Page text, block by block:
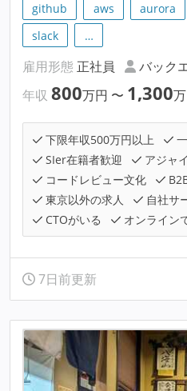
github aws aurora
slack
…
雇用形態 正社員 バック
年収 800万円 〜 1,300
下限年収500万円以上
SIer在籍者歓迎
アジャ
コードレビュー文化
東京以外の求人
自社サ
CTOがいる
オンライン
7日前更新